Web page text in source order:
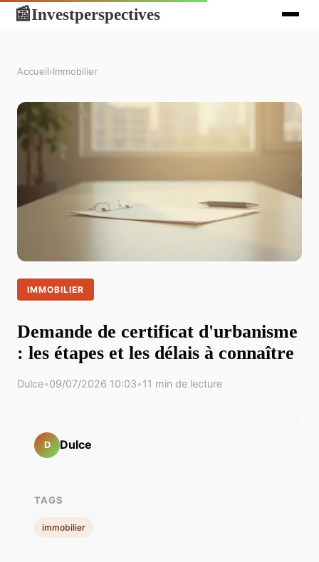
📰Investperspectives
Accueil›Immobilier
IMMOBILIER
Demande de certificat d'urbanisme
: les étapes et les délais à connaître
Dulce•09/07/2026 10:03•11 min de lecture
D Dulce
TAGS
immobilier